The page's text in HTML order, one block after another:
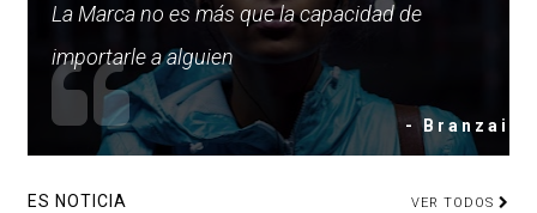
La Marca no es más que la capacidad de
importarle a alguien
- Branzai
ES NOTICIA VER TODOS